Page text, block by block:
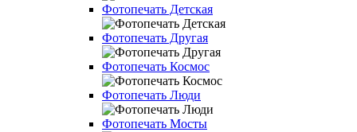
Фотопечать Детская
Фотопечать Другая
Фотопечать Космос
Фотопечать Люди
Фотопечать Мосты